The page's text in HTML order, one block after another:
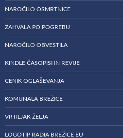
NAROČILO OSMRTNICE
ZAHVALA PO POGREBU
NAROČILO OBVESTILA
KINDLE ČASOPISI IN REVIJE
CENIK OGLAŠEVANJA
KOMUNALA BREŽICE
VRTILJAK ŽELJA
LOGOTIP RADIA BREŽICE EU